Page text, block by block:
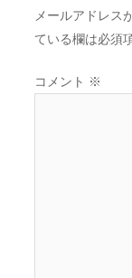
メールアドレス
ている欄は必須
コメント ※